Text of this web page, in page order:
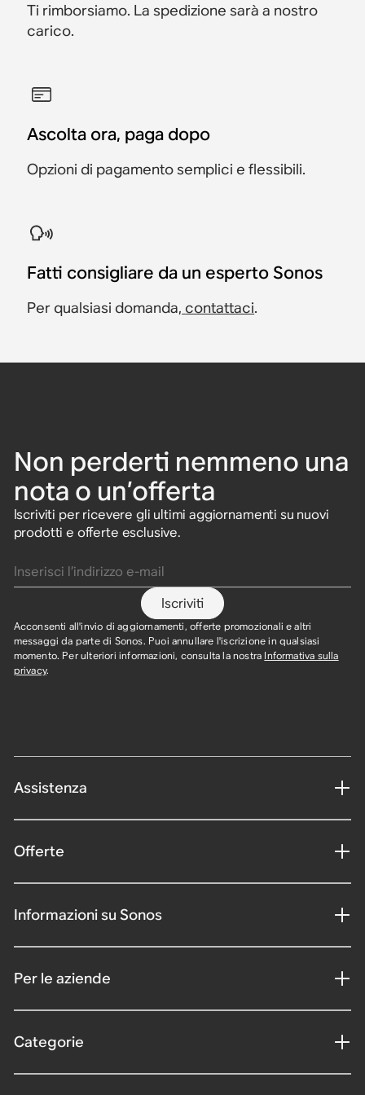
Ti rimborsiamo. La spedizione sarà a nostro
carico.
Ascolta ora, paga dopo
Opzioni di pagamento semplici e flessibili.
Fatti consigliare da un esperto Sonos
Per qualsiasi domanda, contattaci.
Non perderti nemmeno una
nota o un’offerta
Iscriviti per ricevere gli ultimi aggiornamenti su nuovi
prodotti e offerte esclusive.
Iscriviti
Acconsenti all'invio di aggiornamenti, offerte promozionali e altri
messaggi da parte di Sonos. Puoi annullare l'iscrizione in qualsiasi
momento. Per ulteriori informazioni, consulta la nostra Informativa sulla
privacy.
Assistenza
Offerte
Informazioni su Sonos
Per le aziende
Categorie